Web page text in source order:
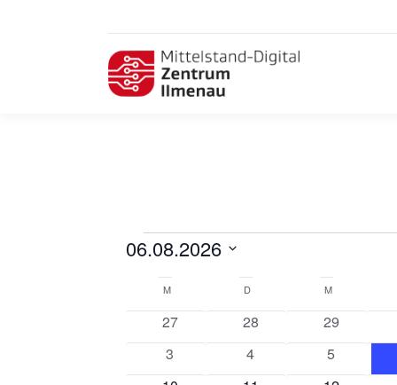
Veranstaltungen
06.08.2026
wählen.
Kalender
von
Veranstaltungen
M D M
0
Veranstaltungen
27
0
Veranstaltungen
28
0
29
0
Veranstaltungen
3
0
Veranstaltungen
4
0
5